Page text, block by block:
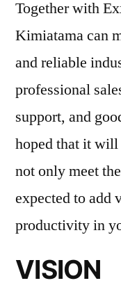
Together with
Kimiatama can
and reliable
professional
support, and
hoped that it will
not only meet
expected to add
productivity in
VISION